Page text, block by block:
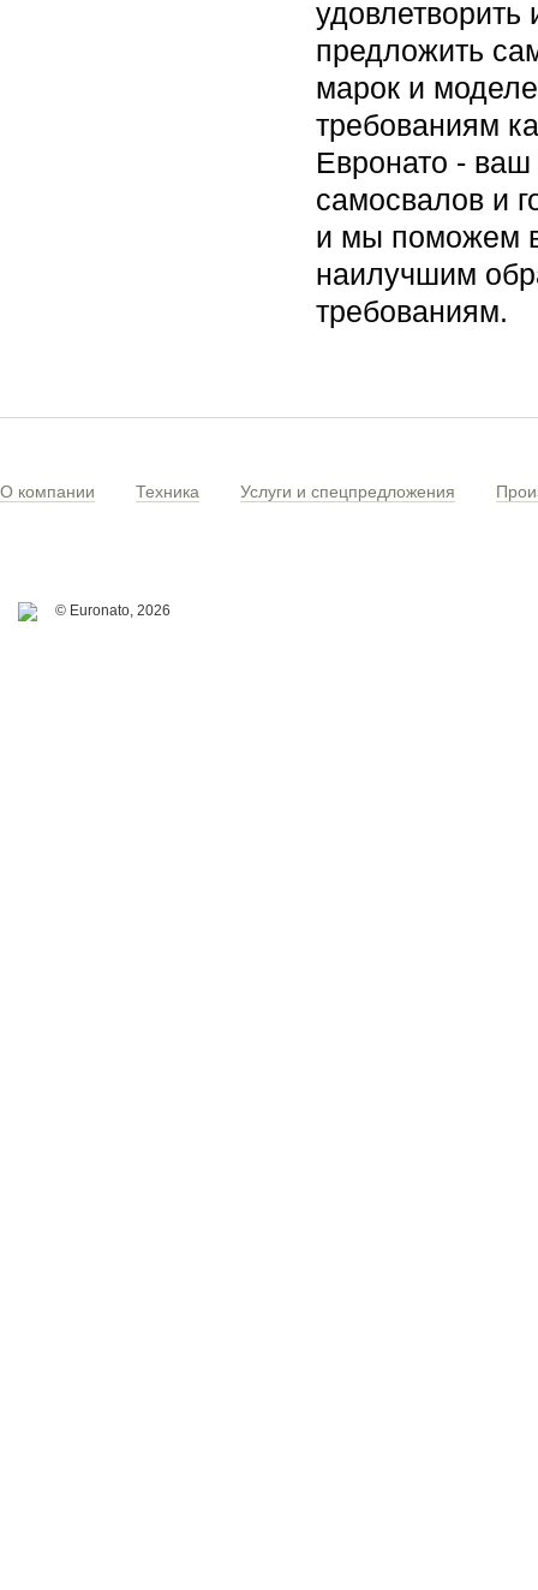
предложить
марок и
требованиям
Евронато -
самосвалов и
и мы поможем
наилучшим
требованиям.
О компании Техника Услуги и спецпредложения
© Euronato, 2026